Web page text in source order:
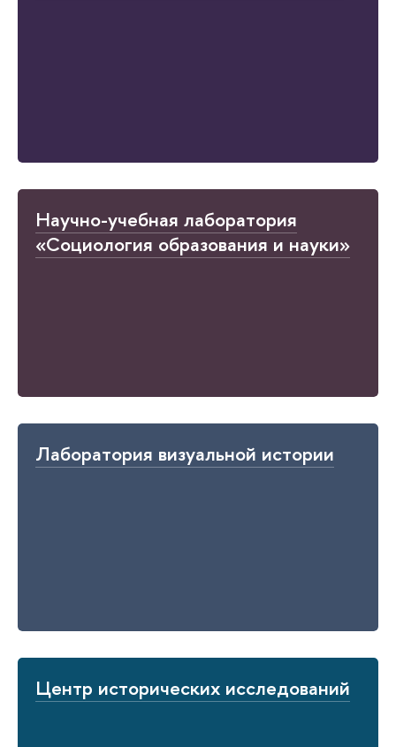
Научно-учебная лаборатория
«Социология образования и науки»
Лаборатория визуальной истории
Центр исторических исследований